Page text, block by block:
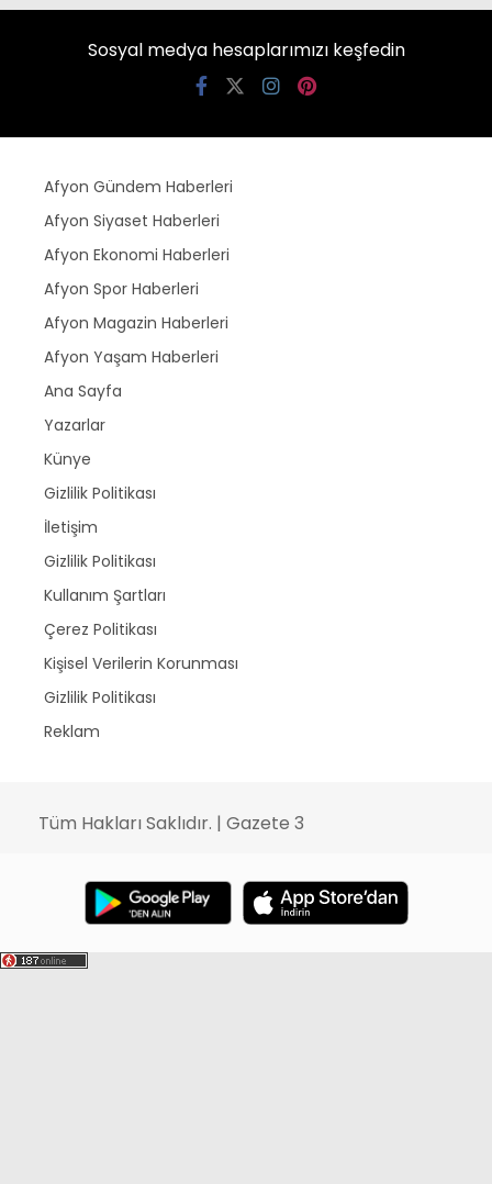
Sosyal medya hesaplarımızı keşfedin
Afyon Gündem Haberleri
Afyon Siyaset Haberleri
Afyon Ekonomi Haberleri
Afyon Spor Haberleri
Afyon Magazin Haberleri
Afyon Yaşam Haberleri
Ana Sayfa
Yazarlar
Künye
Gizlilik Politikası
İletişim
Gizlilik Politikası
Kullanım Şartları
Çerez Politikası
Kişisel Verilerin Korunması
Gizlilik Politikası
Reklam
Tüm Hakları Saklıdır. | Gazete 3